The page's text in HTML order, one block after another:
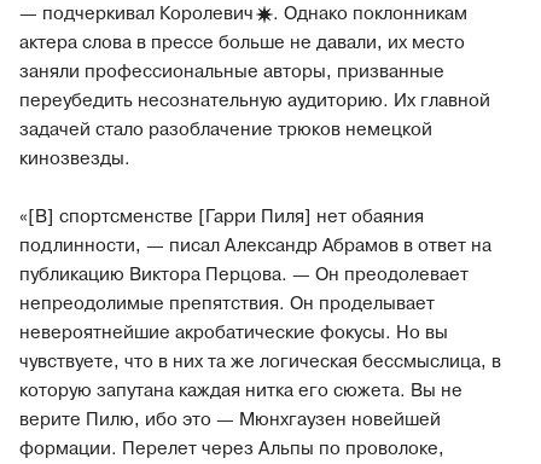
— подчеркивал Королевич
. Однако поклонникам
актера слова в прессе больше не давали, их место
заняли профессиональные авторы, призванные
переубедить несознательную аудиторию. Их главной
задачей стало разоблачение трюков немецкой
кинозвезды.
«[В] спортсменстве [Гарри Пиля] нет обаяния
подлинности, — писал Александр Абрамов в ответ на
публикацию Виктора Перцова. — Он преодолевает
непреодолимые препятствия. Он проделывает
невероятнейшие акробатические фокусы. Но вы
чувствуете, что в них та же логическая бессмыслица, в
которую запутана каждая нитка его сюжета. Вы не
верите Пилю, ибо это — Мюнхгаузен новейшей
формации. Перелет через Альпы по проволоке,